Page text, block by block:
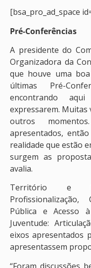
[bsa_pro_ad_space
Pré-Conferências
A presidente do
Organizadora da
que houve uma
últimas Pré-
encontrando
expressarem. Muitas
outros
apresentados,
realidade que estão
surgem as
avalia.
Território e
Profissionalização,
Pública e Acesso
Juventude:
eixos apresentados
apresentassem